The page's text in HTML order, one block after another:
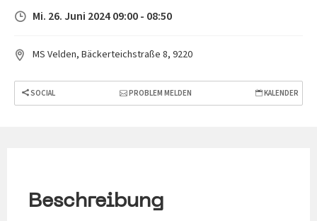
Mi. 26. Juni 2024 09:00 - 08:50
MS Velden, Bäckerteichstraße 8, 9220
SOCIAL PROBLEM MELDEN KALENDER
Beschreibung